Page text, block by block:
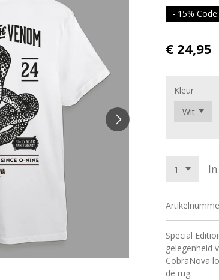
- 15%
€ 24,95
Kleur
Special
gelegenheid
CobraNova
de rug.